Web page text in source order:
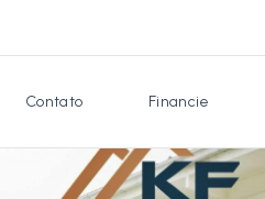
Contato Financie